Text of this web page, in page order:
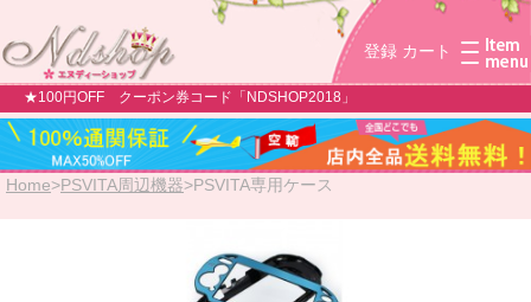
登録 カート
★100円OFF クーポン券コード「NDSHOP2018」
Home>PSVITA周辺機器>PSVITA専用ケース